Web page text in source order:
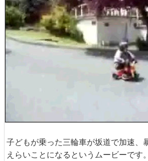
子どもが乗った三輪車が坂道で加速、
えらいことになるというムービーです。